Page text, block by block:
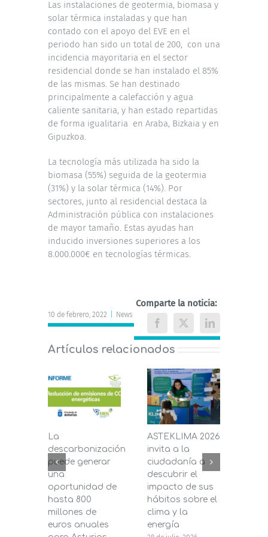
Las instalaciones de geotermia, biomasa y
solar térmica instaladas y que han
contado con el apoyo del EVE en el
periodo han sido un total de 200, con una
incidencia mayoritaria en el sector
residencial donde se han instalado el 85%
de las mismas. Se han destinado
principalmente a calefacción y agua
caliente sanitaria, y han estado repartidas
de forma igualitaria en Araba, Bizkaia y en
Gipuzkoa.
La tecnología más utilizada ha sido la
biomasa (55%) seguida de la geotermia
(31%) y la solar térmica (14%). Por
sectores, junto al residencial destaca la
Administración pública con instalaciones
de mayor tamaño. Estas ayudas han
inducido inversiones superiores a los
8.000.000€ en tecnologías térmicas.
10 de febrero, 2022 News
Comparte la noticia:
Facebook
X LinkedIn
Artículos relacionados
La
descarbonización
puede generar
una
oportunidad de
hasta 800
millones de
euros anuales
ASTEKLIMA 2026
invita a la
ciudadanía a
descubrir el
impacto de sus
hábitos sobre el
clima y la
energía